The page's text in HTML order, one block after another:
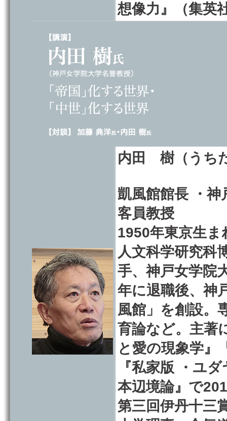
想像力』（集英
内田 樹（うち
凱風館館長 ・神
客員教授
1950年東京生ま
人文科学研究科
手、神戸女学院
年に退職後、神
風館」を創設。
育論など。主著
と愛の現象学』
『私家版 ・ユ
本辺境論』で
第三回伊丹十三